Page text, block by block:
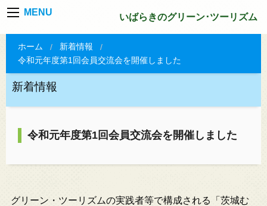
MENU いばらきのグリーン･ツーリズム
ホーム
新着情報
令和元年度第1回会員交流会を開催しました
新着情報
令和元年度第1回会員交流会を開催しました
グリーン・ツーリズムの実践者等で構成される「茨城む